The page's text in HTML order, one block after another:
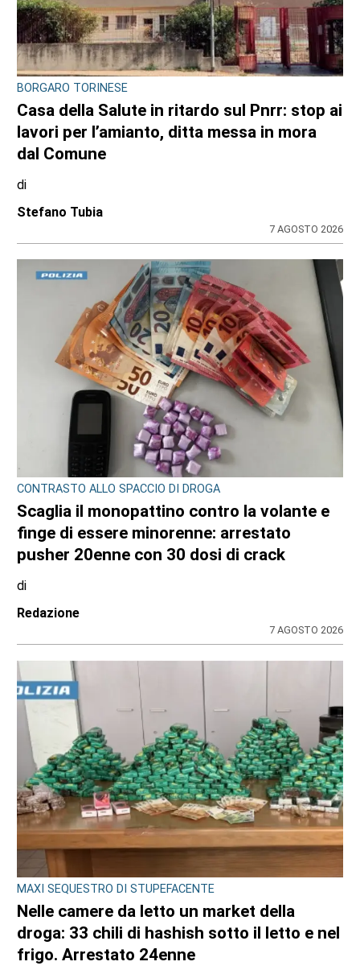
CONSIGLIO REGIONALE
Ambiente e conti pubblici al centro
dell’attività questa settimana in Consiglio
regionale
di
Redazione CRP
CONSIGLIO REGIONALE
A Palazzo Lascaris la mostra “Romano
Gazzera. Nel regno dei fiori giganti”
ULTIME NOTIZIE
CRONACA
Bimba a rischio e degrado sulla provinciale:
la svolta. Mamma e neonata portate in una